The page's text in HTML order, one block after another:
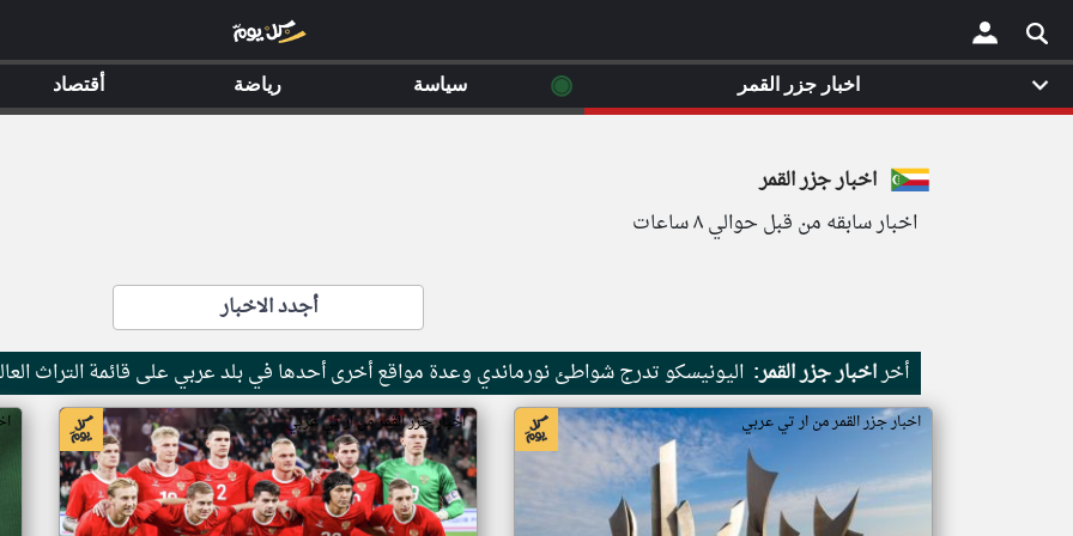
×
اخبار جزر القمر
اخبار سابقه من قبل حوالي ٨ ساعات
أجدد الاخبار
أخراخبار جزر القمر: اليونيسكو تدرج شواطئ نورماندي وعدة مواقع أخرى أحدها في بلد عربي على قائمة التراث
اخبار جزر القمر من ار تي عربي اخبار جزر القمر من ار تي عربي
اخبار جزر القمر ◉ سياسة رياضة أقتصاد